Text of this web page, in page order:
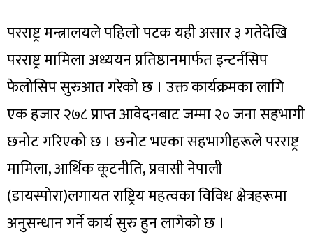
परराष्ट्र मन्त्रालयले पहिलो पटक यही असार ३ गतेदेखि
परराष्ट्र मामिला अध्ययन प्रतिष्ठानमार्फत इन्टर्नसिप
फेलोसिप सुरुआत गरेको छ । उक्त कार्यक्रमका लागि
एक हजार २७८ प्राप्त आवेदनबाट जम्मा २० जना सहभागी
छनोट गरिएको छ । छनोट भएका सहभागीहरूले परराष्ट्र
मामिला, आर्थिक कूटनीति, प्रवासी नेपाली
(डायस्पोरा)लगायत राष्ट्रिय महत्वका विविध क्षेत्रहरूमा
अनुसन्धान गर्ने कार्य सुरु हुन लागेको छ ।